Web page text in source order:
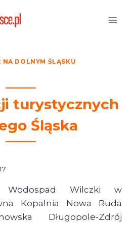
DOLNYM ŚLĄSKU
turystycznych
Śląska
Wodospad Wilczki w
Kopalnia Nowa Ruda
Długopole-Zdrój